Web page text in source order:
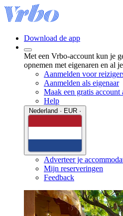
Download de app
Met een Vrbo-account kun je
opnemen met eigenaren en al
Aanmelden voor
Aanmelden als eigenaar
Maak een gratis account
Help
Adverteer je
Mijn reserveringen
Feedback